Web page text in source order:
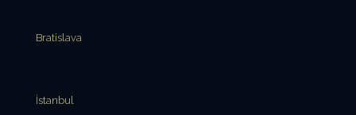
Bratislava
İstanbul